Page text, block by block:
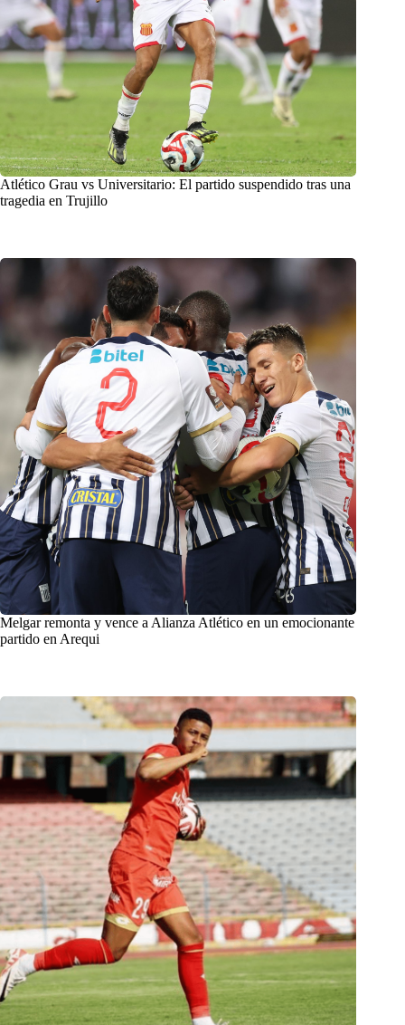
Atlético Grau vs Universitario: El partido suspendido tras una
tragedia en Trujillo
Melgar remonta y vence a Alianza Atlético en un emocionante
partido en Arequi